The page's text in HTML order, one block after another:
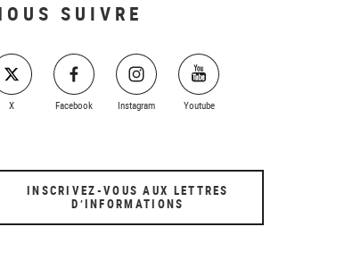
SUIVRE
X Facebook Instagram Youtube
INSCRIVEZ-VOUS AUX LETTRES
D’INFORMATIONS